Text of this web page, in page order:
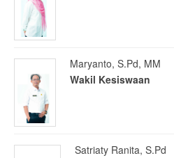
Maryanto, S.Pd, MM
Wakil Kesiswaan
Satriaty Ranita, S.Pd